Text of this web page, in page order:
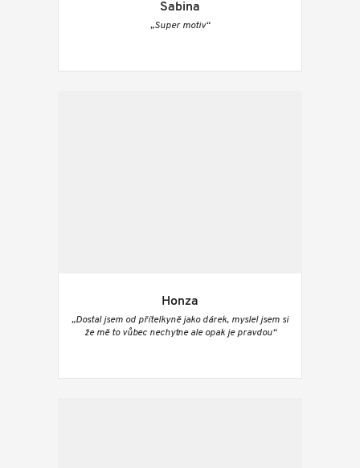
Sabina
„Super motiv“
Honza
„Dostal jsem od přítelkyně jako dárek, myslel jsem si
že mě to vůbec nechytne ale opak je pravdou“